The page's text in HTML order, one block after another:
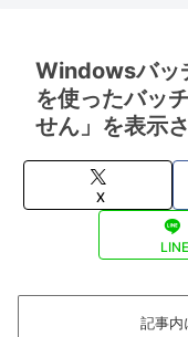
Windowsバッ
を使ったバッ
せん」を表示
X
LINE
記事内